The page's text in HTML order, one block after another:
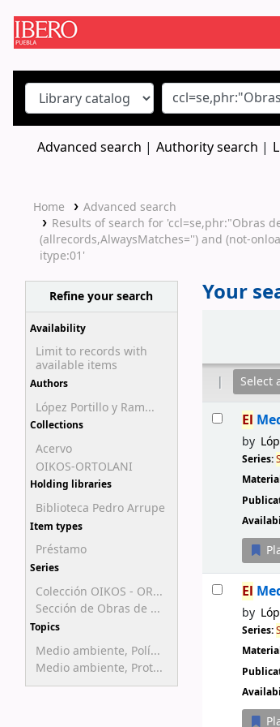
Advanced search Authority search
Home
Advanced search
Results of search for 'ccl=se,phr:"Obras
(allrecords,AlwaysMatches='') and (not-
itype:01'
Refine your search
Availability
Limit to records with
available items
Authors
López Portillo y Ram...
Collections
Acervo
OIKOS-ORTOLANI
Holding libraries
Biblioteca Pedro Arrupe
Item types
Préstamo
Series
Colección OIKOS - OR...
Sección de Obras de ...
Topics
Medio ambiente, Polí...
Medio ambiente, Prot...
Your
Select
Results
El
by
Series:
El
by
Series: